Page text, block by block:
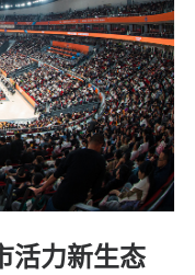
活力新生态